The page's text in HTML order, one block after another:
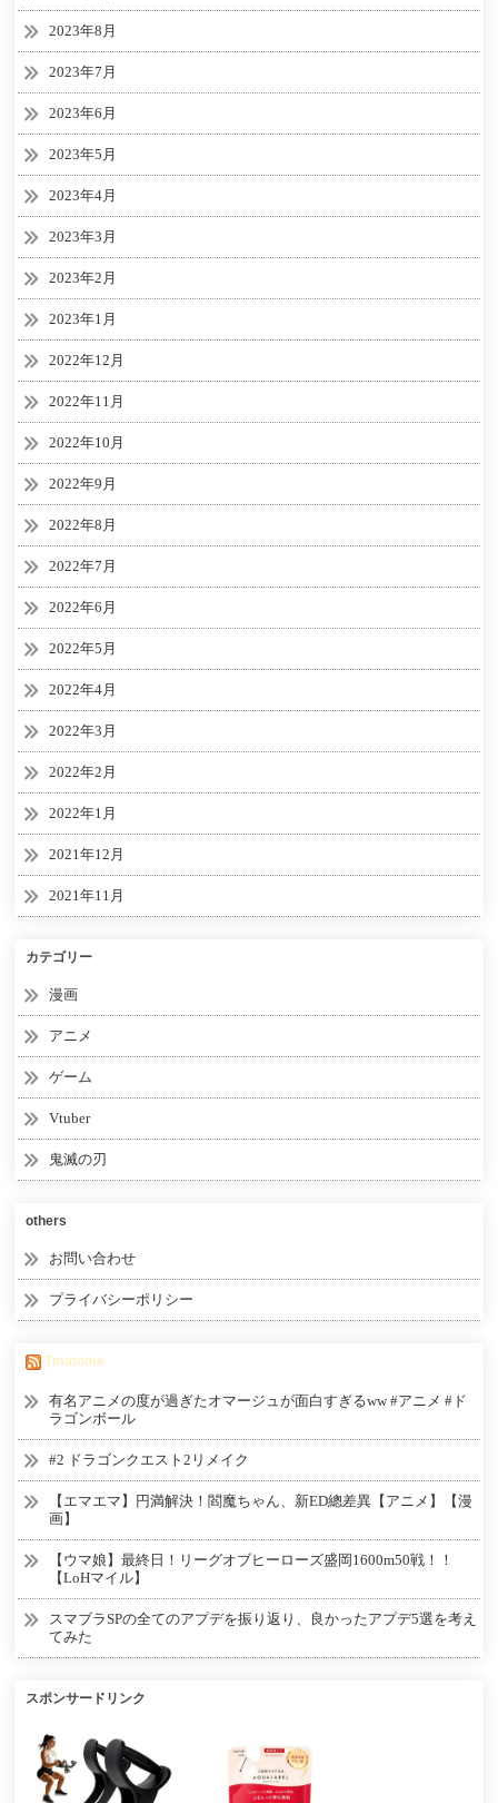
2023年8月
2023年7月
2023年6月
2023年5月
2023年4月
2023年3月
2023年2月
2023年1月
2022年12月
2022年11月
2022年10月
2022年9月
2022年8月
2022年7月
2022年6月
2022年5月
2022年4月
2022年3月
2022年2月
2022年1月
2021年12月
2021年11月
カテゴリー
漫画
アニメ
ゲーム
Vtuber
鬼滅の刃
others
お問い合わせ
プライバシーポリシー
Tmatome
有名アニメの度が過ぎたオマージュが面白すぎるww #アニメ #ド
ラゴンボール
#2 ドラゴンクエスト2リメイク
【エマエマ】円満解決！閻魔ちゃん、新ED總差異【アニメ】【漫
画】
【ウマ娘】最終日！リーグオブヒーローズ盛岡1600m50戦！！
【LoHマイル】
スマブラSPの全てのアプデを振り返り、良かったアプデ5選を考え
てみた
スポンサードリンク